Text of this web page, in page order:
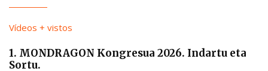
Vídeos + vistos
1. MONDRAGON Kongresua 2026. Indartu eta
Sortu.